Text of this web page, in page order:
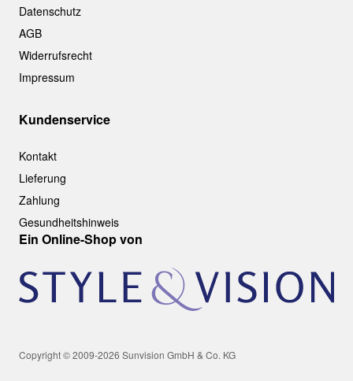
Datenschutz
AGB
Widerrufsrecht
Impressum
Kundenservice
Kontakt
Lieferung
Zahlung
Gesundheitshinweis
Ein Online-Shop von
Copyright © 2009-2026 Sunvision GmbH & Co. KG